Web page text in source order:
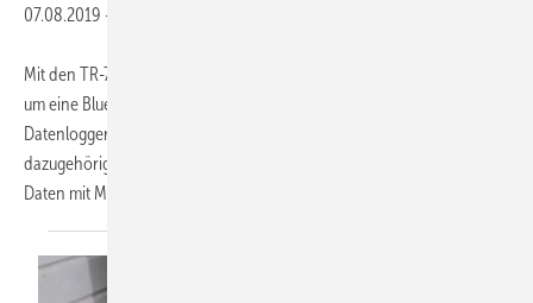
07.08.2019 -
Mit den TR-7wb-Modellen hat T&D seine ursprüngliche TR-7wf-Serie
um eine Bluetooth-Funktion ausgestattet, die die Verbindung zwischen
Datenloggern und Smartphones bzw. Tablet-PCs verbessert. Die
dazugehörige App T&D Thermo ermöglicht die Ansicht von erfassten
Daten mit Mobilgeräten und